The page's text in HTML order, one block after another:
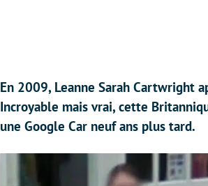
En 2009, Leanne Sarah Cartwright
Incroyable mais vrai, cette
une Google Car neuf ans plus tard.